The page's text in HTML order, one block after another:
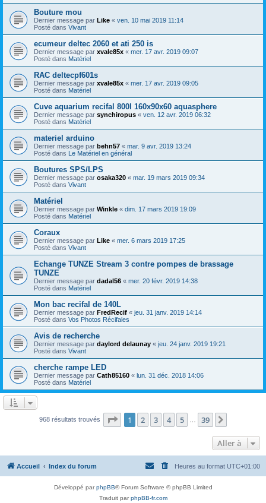
Bouture mou
Dernier message par Like « ven. 10 mai 2019 11:14
Posté dans Vivant
ecumeur deltec 2060 et ati 250 is
Dernier message par xvale85x « mer. 17 avr. 2019 09:07
Posté dans Matériel
RAC deltecpf601s
Dernier message par xvale85x « mer. 17 avr. 2019 09:05
Posté dans Matériel
Cuve aquarium recifal 800l 160x90x60 aquasphere
Dernier message par synchiropus « ven. 12 avr. 2019 06:32
Posté dans Matériel
materiel arduino
Dernier message par behn57 « mar. 9 avr. 2019 13:24
Posté dans Le Matériel en général
Boutures SPS/LPS
Dernier message par osaka320 « mar. 19 mars 2019 09:34
Posté dans Vivant
Matériel
Dernier message par Winkle « dim. 17 mars 2019 19:09
Posté dans Matériel
Coraux
Dernier message par Like « mer. 6 mars 2019 17:25
Posté dans Vivant
Echange TUNZE Stream 3 contre pompes de brassage
TUNZE
Dernier message par dadal56 « mer. 20 févr. 2019 14:38
Posté dans Matériel
Mon bac recifal de 140L
Dernier message par FredRecif « jeu. 31 janv. 2019 14:14
Posté dans Vos Photos Récifales
Avis de recherche
Dernier message par daylord delaunay « jeu. 24 janv. 2019 19:21
Posté dans Vivant
cherche rampe LED
Dernier message par Cath85160 « lun. 31 déc. 2018 14:06
Posté dans Matériel
968 résultats trouvés Page 1sur39
1 2 3 4 5 39
Aller à
Accueil Index du forum Heures au format UTC+01:00
Développé parphpBB® Forum Software © phpBB Limited
Traduit parphpBB-fr.com